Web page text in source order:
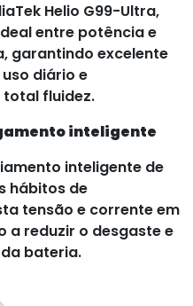
Helio G99-Ultra,
entre potência e
garantindo excelente
diário e
fluidez.
inteligente
inteligente de
hábitos de
tensão e corrente em
a reduzir o desgaste e
bateria.